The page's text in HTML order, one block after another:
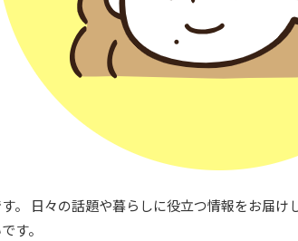
。 日々の話題や暮らしに役立つ情報をお届
す。